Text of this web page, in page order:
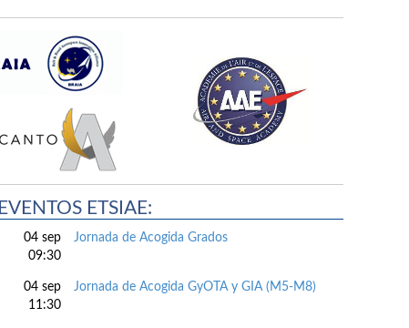
EVENTOS ETSIAE:
04 sep
09:30
Jornada de Acogida Grados
04 sep
11:30
Jornada de Acogida GyOTA y GIA (M5-M8)